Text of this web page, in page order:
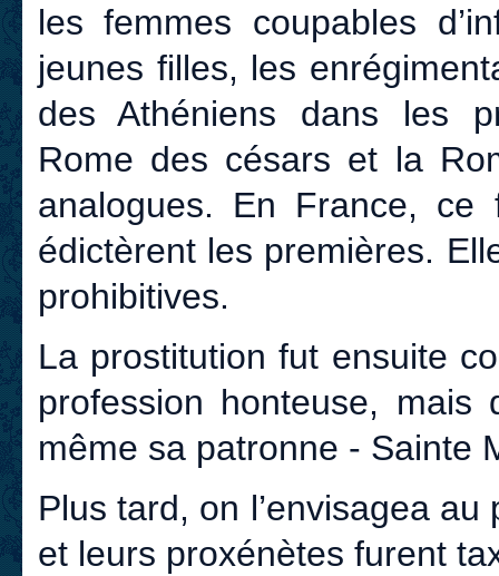
les femmes coupables
jeunes filles, les
des Athéniens dans les
Rome des césars et la
analogues. En France,
édictèrent les premières.
prohibitives.
La prostitution fut ensuite
profession honteuse,
même sa patronne - Sainte
Plus tard, on l’envisagea
et leurs proxénètes furent